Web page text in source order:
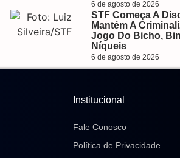
6 de agosto de 2026
STF Começa A
Mantém A
Jogo Do Bicho,
Níqueis
6 de agosto de 2026
Institucional
Fale Conosco
Política de Privacidade